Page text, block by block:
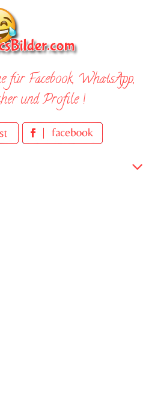
Facebook, WhatsApp,
und Profile !